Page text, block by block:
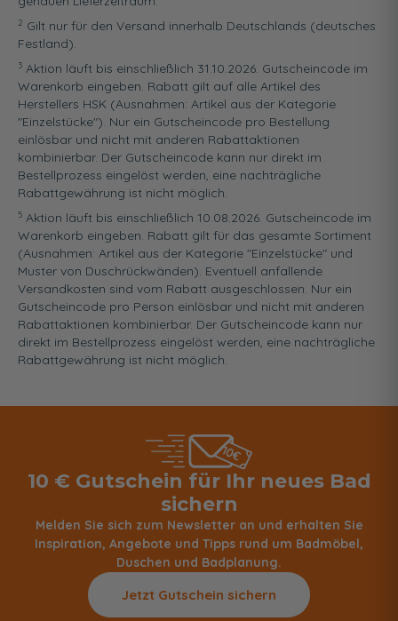
2 Gilt nur für den Versand innerhalb Deutschlands (deutsches
Festland).
3 Aktion läuft bis einschließlich 31.10.2026. Gutscheincode im
Warenkorb eingeben. Rabatt gilt auf alle Artikel des
Herstellers HSK (Ausnahmen: Artikel aus der Kategorie
"Einzelstücke"). Nur ein Gutscheincode pro Bestellung
einlösbar und nicht mit anderen Rabattaktionen
kombinierbar. Der Gutscheincode kann nur direkt im
Bestellprozess eingelöst werden, eine nachträgliche
Rabattgewährung ist nicht möglich.
5 Aktion läuft bis einschließlich 10.08.2026. Gutscheincode im
Warenkorb eingeben. Rabatt gilt für das gesamte Sortiment
(Ausnahmen: Artikel aus der Kategorie "Einzelstücke" und
Muster von Duschrückwänden). Eventuell anfallende
Versandkosten sind vom Rabatt ausgeschlossen. Nur ein
Gutscheincode pro Person einlösbar und nicht mit anderen
Rabattaktionen kombinierbar. Der Gutscheincode kann nur
direkt im Bestellprozess eingelöst werden, eine nachträgliche
Rabattgewährung ist nicht möglich.
10 € Gutschein für Ihr neues Bad
sichern
Melden Sie sich zum Newsletter an und erhalten Sie
Inspiration, Angebote und Tipps rund um Badmöbel,
Duschen und Badplanung.
Jetzt Gutschein sichern